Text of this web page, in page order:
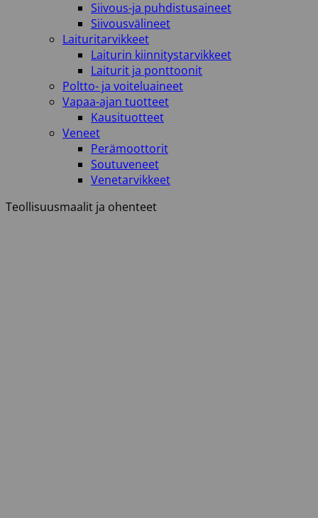
Siivous-ja puhdistusaineet
Siivousvälineet
Laituritarvikkeet
Laiturin kiinnitystarvikkeet
Laiturit ja ponttoonit
Poltto- ja voiteluaineet
Vapaa-ajan tuotteet
Kausituotteet
Veneet
Perämoottorit
Soutuveneet
Venetarvikkeet
Teollisuusmaalit ja ohenteet